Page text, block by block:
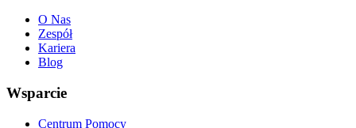
O Nas
Zespół
Kariera
Blog
Wsparcie
Centrum Pomocy